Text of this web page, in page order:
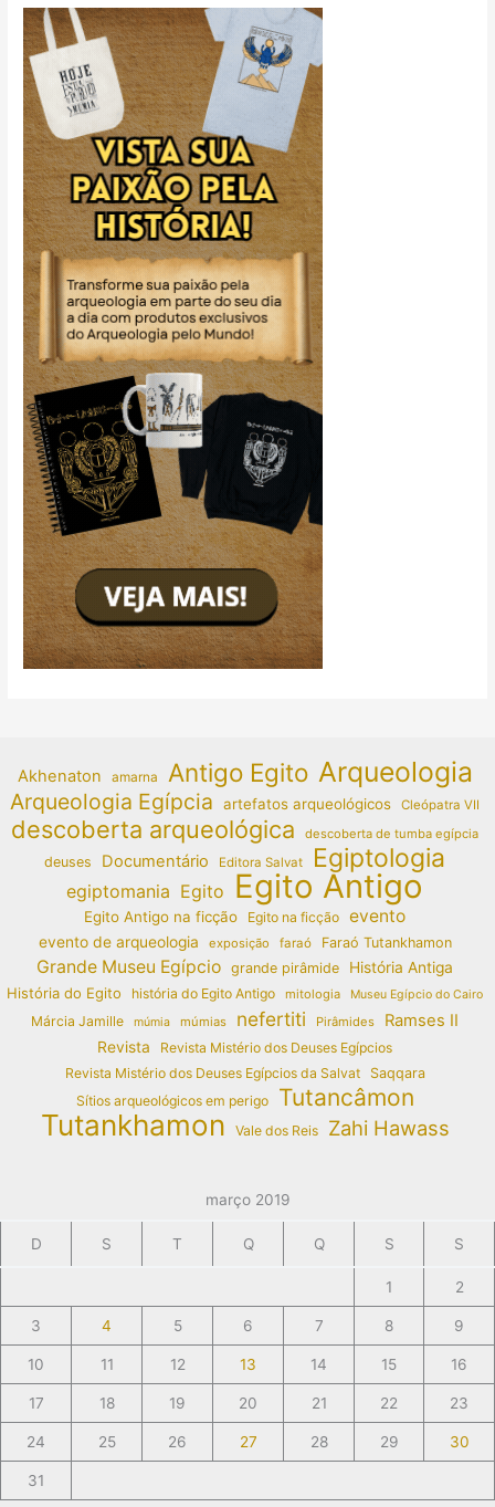
Akhenaton amarna Antigo Egito Arqueologia
Arqueologia Egípcia artefatos arqueológicos Cleópatra VII
descoberta arqueológica descoberta de tumba egípcia
deuses Documentário Editora Salvat Egiptologia
egiptomania Egito Egito Antigo
Egito Antigo na ficção Egito na ficção evento
evento de arqueologia exposição faraó Faraó Tutankhamon
Grande Museu Egípcio grande pirâmide
História Antiga
História do Egito
história do Egito Antigo mitologia Museu Egípcio do Cairo
Márcia Jamille múmia múmias nefertiti Pirâmides Ramses II
Revista
Revista Mistério dos Deuses Egípcios
Revista Mistério dos Deuses Egípcios da Salvat
Saqqara
Sítios arqueológicos em perigo
Tutancâmon
Tutankhamon Vale dos Reis Zahi Hawass
março 2019
D S T Q Q S S
1 2
3 4 5 6 7 8 9
10 11 12 13 14 15 16
17 18 19 20 21 22 23
24 25 26 27 28 29 30
31